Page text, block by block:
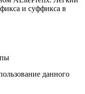
и суффикса в
данного